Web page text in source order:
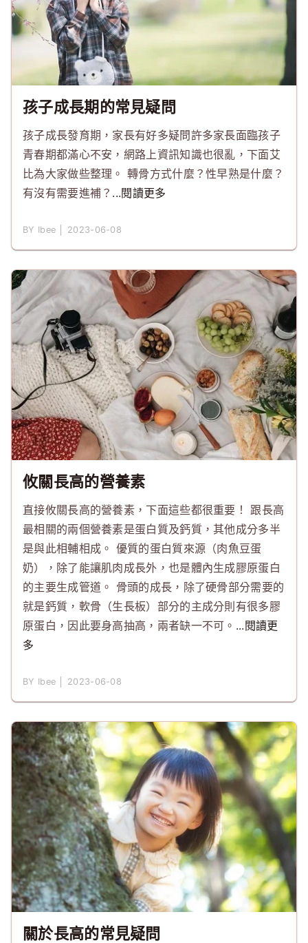
孩子成長期的常見疑問
孩子成長發育期，家長有好多疑問許多家長面臨孩子
青春期都滿心不安，網路上資訊知識也很亂，下面艾
比為大家做些整理。 轉骨方式什麼？性早熟是什麼？
有沒有需要進補？ ...閱讀更多
BY Ibee │ 2023-06-08
攸關長高的營養素
直接攸關長高的營養素，下面這些都很重要！ 跟長高
最相關的兩個營養素是蛋白質及鈣質，其他成分多半
是與此相輔相成。 優質的蛋白質來源（肉魚豆蛋
奶），除了能讓肌肉成長外，也是體內生成膠原蛋白
的主要生成管道。 骨頭的成長，除了硬骨部分需要的
就是鈣質，軟骨（生長板）部分的主成分則有很多膠
原蛋白，因此要身高抽高，兩者缺一不可。 ...閱讀更
多
BY Ibee │ 2023-06-08
關於長高的常見疑問